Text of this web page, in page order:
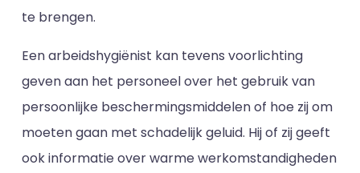
te brengen.
Een arbeidshygiënist kan tevens voorlichting
geven aan het personeel over het gebruik van
persoonlijke beschermingsmiddelen of hoe zij om
moeten gaan met schadelijk geluid. Hij of zij geeft
ook informatie over warme werkomstandigheden